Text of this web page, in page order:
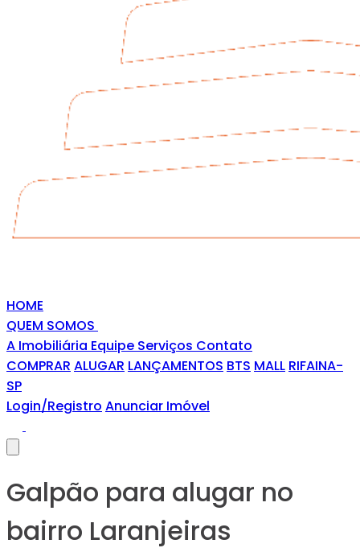
HOME
QUEM SOMOS
A Imobiliária Equipe Serviços Contato
COMPRAR ALUGAR LANÇAMENTOS BTS MALL RIFAINA-
SP
Login/Registro Anunciar Imóvel
Galpão para alugar no
bairro Laranjeiras